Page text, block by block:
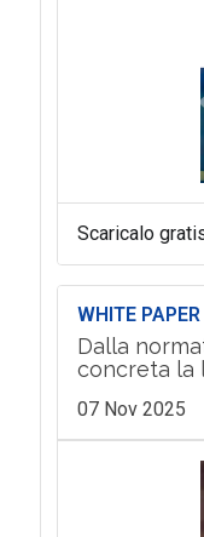
Scaricalo
WHITE PAPER
Dalla
concreta la
07 Nov 2025